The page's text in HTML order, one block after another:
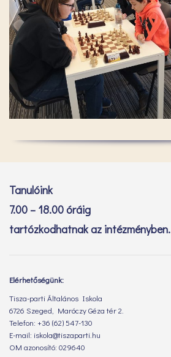
Tanulóink
7.00 – 18.00 óráig
tartózkodhatnak az intézményben.
Elérhetőségünk:
Tisza-parti Általános Iskola
6726 Szeged, Maróczy Géza tér 2.
Telefon: +36 (62) 547-130
E-mail: iskola@tiszaparti.hu
OM azonosító: 029640